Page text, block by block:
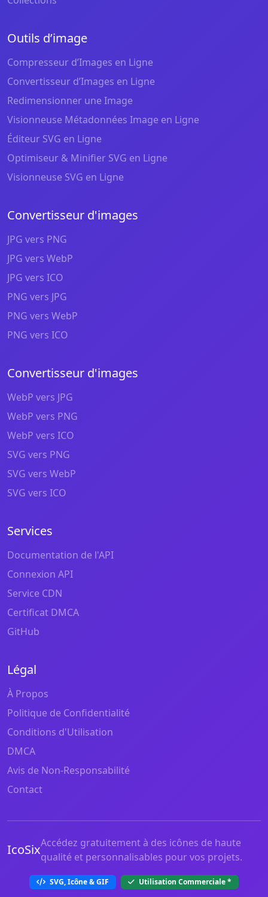
Outils d’image
Compresseur d’Images en Ligne
Convertisseur d’Images en Ligne
Redimensionner une Image
Visionneuse Métadonnées Image en Ligne
Éditeur SVG en Ligne
Optimiseur & Minifier SVG en Ligne
Visionneuse SVG en Ligne
Convertisseur d'images
JPG vers PNG
JPG vers WebP
JPG vers ICO
PNG vers JPG
PNG vers WebP
PNG vers ICO
Convertisseur d'images
WebP vers JPG
WebP vers PNG
WebP vers ICO
SVG vers PNG
SVG vers WebP
SVG vers ICO
Services
Documentation de l'API
Connexion API
Service CDN
Certificat DMCA
GitHub
Légal
À Propos
Politique de Confidentialité
Conditions d'Utilisation
DMCA
Avis de Non-Responsabilité
Contact
IcoSixAccédez gratuitement à des icônes de haute
qualité et personnalisables pour vos projets.
SVG, Icône & GIF Utilisation Commerciale*